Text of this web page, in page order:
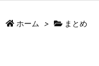
ホーム > まとめ